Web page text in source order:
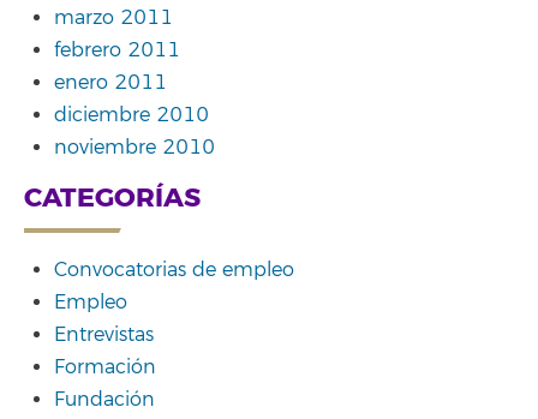
marzo 2011
febrero 2011
enero 2011
diciembre 2010
noviembre 2010
CATEGORÍAS
Convocatorias de empleo
Empleo
Entrevistas
Formación
Fundación